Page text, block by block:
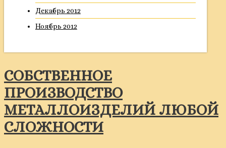
Декабрь 2012
Ноябрь 2012
СОБСТВЕННОЕ
ПРОИЗВОДСТВО
МЕТАЛЛОИЗДЕЛИЙ ЛЮБОЙ
СЛОЖНОСТИ